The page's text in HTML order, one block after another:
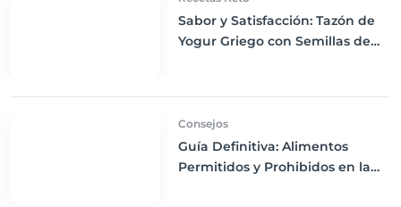
Sabor y Satisfacción: Tazón de
Yogur Griego con Semillas de
Consejos
Guía Definitiva: Alimentos
Permitidos y Prohibidos en la